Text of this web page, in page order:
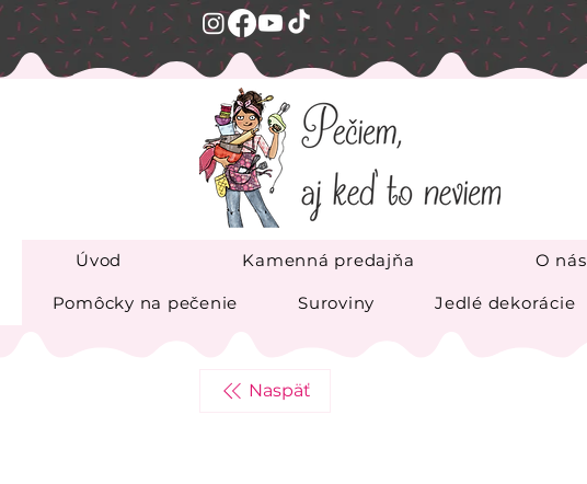
Úvod Kamenná predajňa O nás
Pomôcky na pečenie Suroviny Jedlé dekorácie
Naspäť